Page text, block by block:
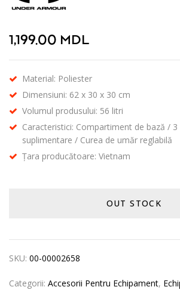
1,199.00 MDL
Material: Poliester
Dimensiuni: 62 x 30 x 30 cm
Volumul produsului: 56 litri
Caracteristici: Compartiment de bază / 3
suplimentare / Curea de umăr reglabilă
Țara producătoare: Vietnam
OUT STOCK
SKU: 00-00002658
Categorii: Accesorii Pentru Echipament,